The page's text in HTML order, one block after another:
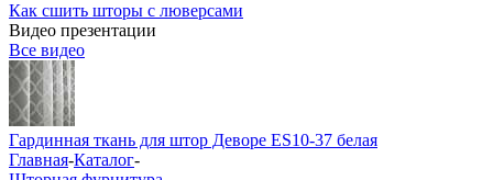
Как сшить шторы с люверсами
Видео презентации
Все видео
Гардинная ткань для штор Деворе ES10-37 белая
Главная-Каталог-